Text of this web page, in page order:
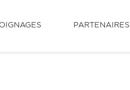
PARTENAIRES